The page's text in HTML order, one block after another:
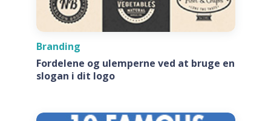
Branding
Fordelene og ulemperne ved at bruge en
slogan i dit logo